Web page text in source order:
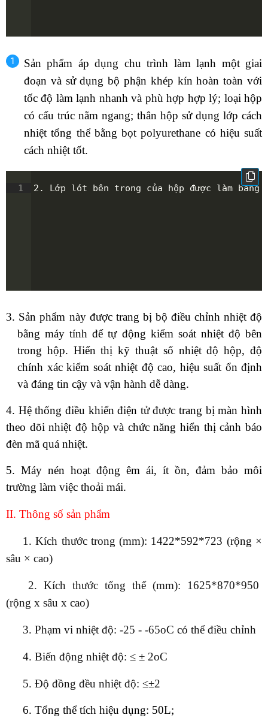
Sản phẩm áp dụng chu trình làm lạnh một giai
đoạn và sử dụng bộ phận khép kín hoàn toàn với
tốc độ làm lạnh nhanh và phù hợp hợp lý; loại hộp
có cấu trúc nằm ngang; thân hộp sử dụng lớp cách
nhiệt tổng thể bằng bọt polyurethane có hiệu suất
cách nhiệt tốt.
1 2. Lớp lót bên trong của hộp được làm bằng
3. Sản phẩm này được trang bị bộ điều chỉnh nhiệt độ
bằng máy tính để tự động kiểm soát nhiệt độ bên
trong hộp. Hiển thị kỹ thuật số nhiệt độ hộp, độ
chính xác kiểm soát nhiệt độ cao, hiệu suất ổn định
và đáng tin cậy và vận hành dễ dàng.
4. Hệ thống điều khiển điện tử được trang bị màn hình
theo dõi nhiệt độ hộp và chức năng hiển thị cảnh báo
đèn mã quá nhiệt.
5. Máy nén hoạt động êm ái, ít ồn, đảm bảo môi
trường làm việc thoải mái.
II. Thông số sản phẩm
1. Kích thước trong (mm): 1422*592*723 (rộng ×
sâu × cao)
2. Kích thước tổng thể (mm): 1625*870*950
(rộng x sâu x cao)
3. Phạm vi nhiệt độ: -25 - -65oC có thể điều chỉnh
4. Biến động nhiệt độ: ≤ ± 2oC
5. Độ đồng đều nhiệt độ: ≤±2
6. Tổng thể tích hiệu dụng: 50L;